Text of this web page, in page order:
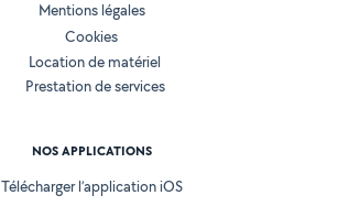
Mentions légales
Cookies
Location de matériel
Prestation de services
NOS APPLICATIONS
Télécharger l’application iOS